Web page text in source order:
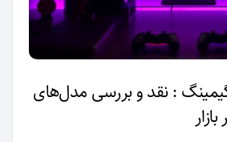
گیمینگ : نقد و بررسی مدل‌های